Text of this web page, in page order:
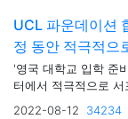
UCL 파운데이션
정 동안 적극적으
'영국 대학교 입학 준
터에서 적극적으로
이션에 합격할수 있었
2022-08-12 34234